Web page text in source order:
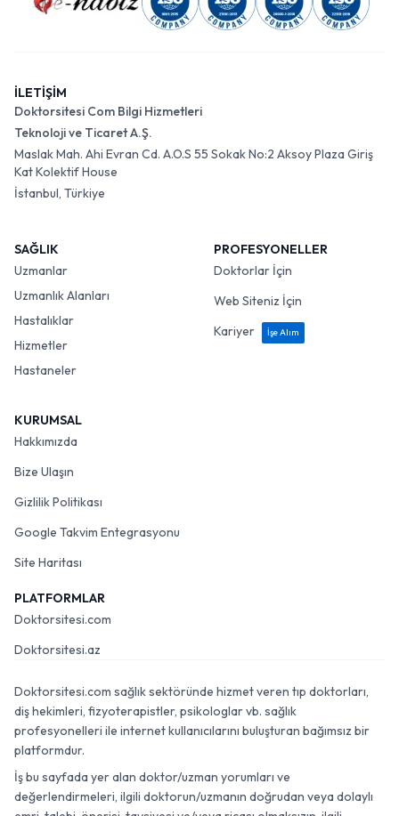
İLETİŞİM
Doktorsitesi Com Bilgi Hizmetleri
Teknoloji ve Ticaret A.Ş.
Maslak Mah. Ahi Evran Cd. A.O.S 55 Sokak No:2 Aksoy Plaza Giriş
Kat Kolektif House
İstanbul, Türkiye
SAĞLIK
Uzmanlar
Uzmanlık Alanları
Hastalıklar
Hizmetler
Hastaneler
PROFESYONELLER
Doktorlar İçin
Web Siteniz İçin
Kariyer
İşe Alım
KURUMSAL
Hakkımızda
Bize Ulaşın
Gizlilik Politikası
Google Takvim Entegrasyonu
Site Haritası
PLATFORMLAR
Doktorsitesi.com
Doktorsitesi.az
Doktorsitesi.com sağlık sektöründe hizmet veren tıp doktorları,
diş hekimleri, fizyoterapistler, psikologlar vb. sağlık
profesyonelleri ile internet kullanıcılarını buluşturan bağımsız bir
platformdur.
İş bu sayfada yer alan doktor/uzman yorumları ve
değerlendirmeleri, ilgili doktorun/uzmanın doğrudan veya dolaylı